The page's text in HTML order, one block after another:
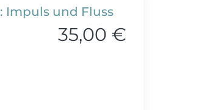
Impuls und Fluss
35,00 €